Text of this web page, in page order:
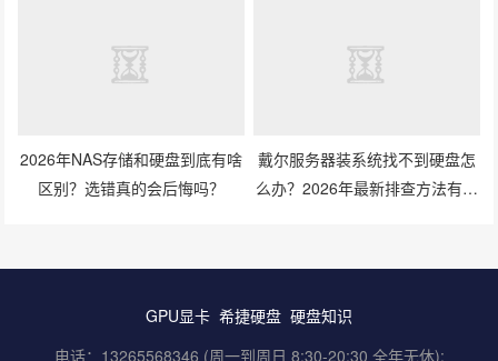
2026年NAS存储和硬盘到底有啥
区别？选错真的会后悔吗？
戴尔服务器装系统找不到硬盘怎
么办？2026年最新排查方法有哪
GPU显卡 希捷硬盘 硬盘知识
电话：13265568346 (周一到周日 8:30-20:30 全年无休);